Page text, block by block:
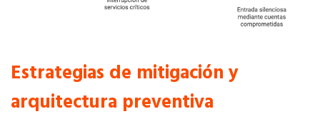
Estrategias de mitigación y
arquitectura preventiva